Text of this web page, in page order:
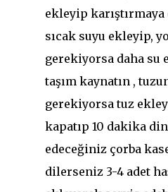
ekleyip
sıcak suyu ekleyip,
gerekiyorsa daha
taşım kaynatın ,
gerekiyorsa tuz
kapatıp 10 dakika
edeceğiniz çorba
dilerseniz 3-4 adet